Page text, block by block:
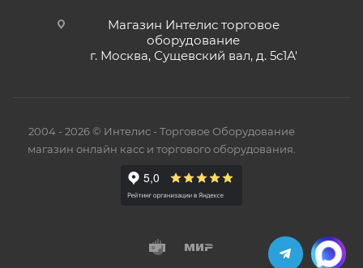
Магазин Интелис торговое
оборудование
г. Москва, Сущевский вал, д. 5с1А'
2004 - 2026 © Интелис - Торговое Оборудование
магазин онлайн касс и торгового оборудования.